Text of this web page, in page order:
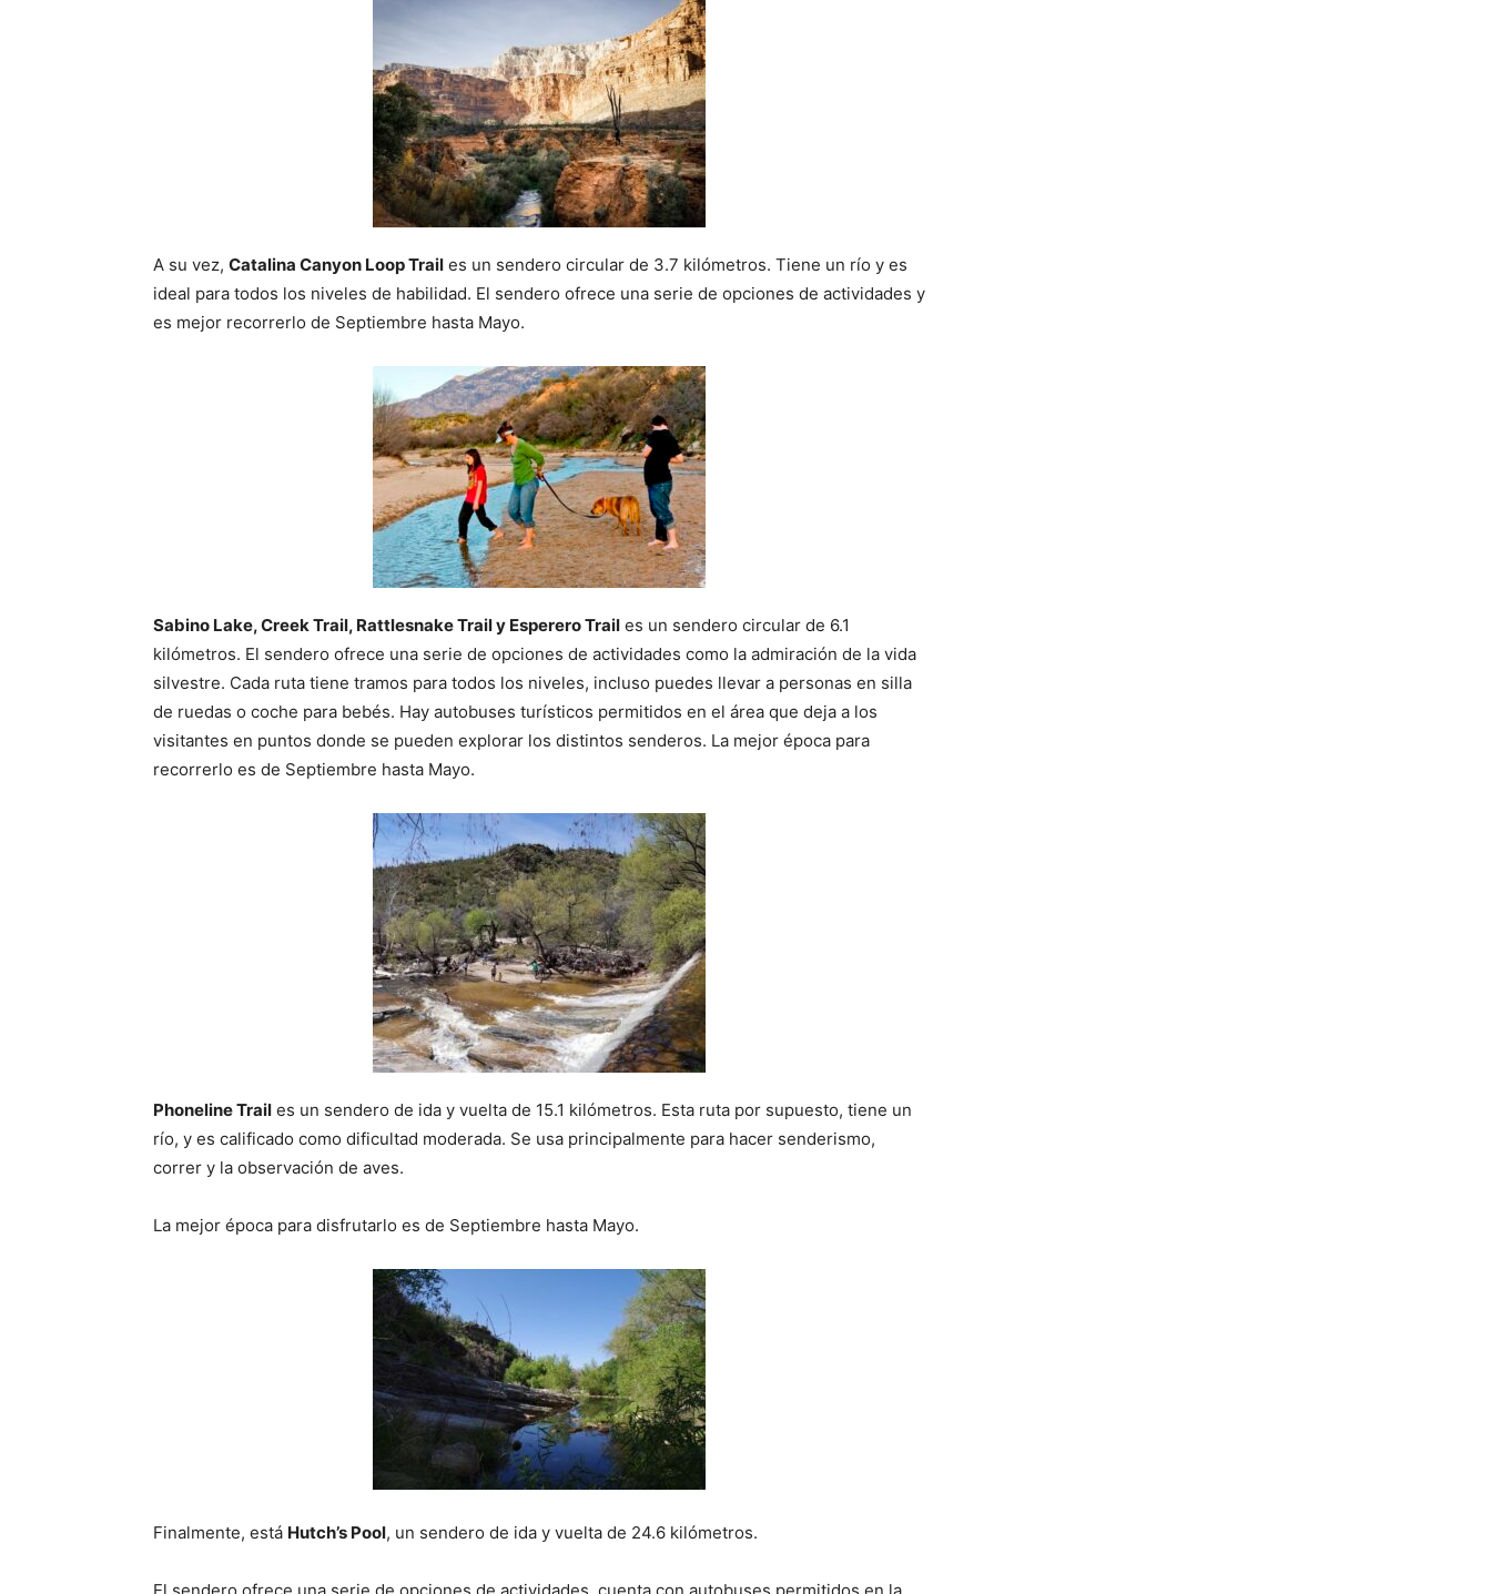
A su vez, Catalina Canyon Loop Trail es un sendero circular de 3.7 kilómetros. Tiene un río y es
ideal para todos los niveles de habilidad. El sendero ofrece una serie de opciones de actividades y
es mejor recorrerlo de Septiembre hasta Mayo.
Sabino Lake, Creek Trail, Rattlesnake Trail y Esperero Trail es un sendero circular de 6.1
kilómetros. El sendero ofrece una serie de opciones de actividades como la admiración de la vida
silvestre. Cada ruta tiene tramos para todos los niveles, incluso puedes llevar a personas en silla
de ruedas o coche para bebés. Hay autobuses turísticos permitidos en el área que deja a los
visitantes en puntos donde se pueden explorar los distintos senderos. La mejor época para
recorrerlo es de Septiembre hasta Mayo.
Phoneline Trail es un sendero de ida y vuelta de 15.1 kilómetros. Esta ruta por supuesto, tiene un
río, y es calificado como dificultad moderada. Se usa principalmente para hacer senderismo,
correr y la observación de aves.
La mejor época para disfrutarlo es de Septiembre hasta Mayo.
Finalmente, está Hutch’s Pool, un sendero de ida y vuelta de 24.6 kilómetros.